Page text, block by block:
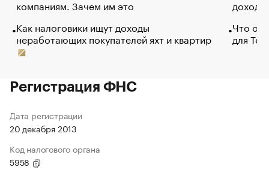
компаниям. Зачем им это
Как налоговики ищут доходы
неработающих покупателей яхт и квартир
Что
для
Регистрация ФНС
Дата регистрации
20 декабря 2013
Код налогового органа
5958